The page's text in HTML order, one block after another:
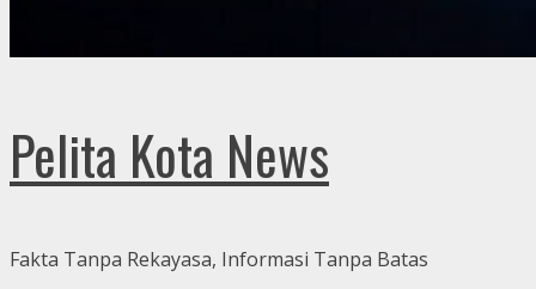
Pelita Kota News
Fakta Tanpa Rekayasa, Informasi Tanpa Batas